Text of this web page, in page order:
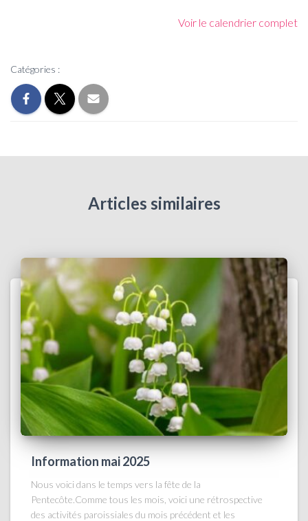
Voir le calendrier complet
Catégories :
Articles similaires
Information mai 2025
Nous voici dans le temps vers la fête de la
Pentecôte.Comme tous les mois, voici une rétrospective
des activités paroissiales du mois précédent et les